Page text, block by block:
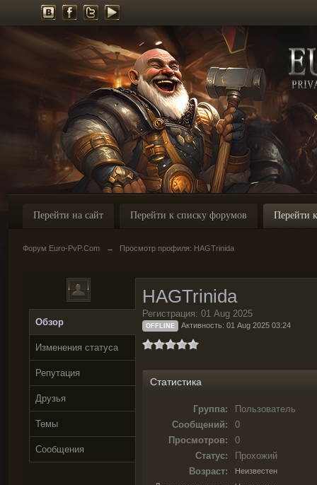
Перейти на сайт Перейти к списку форумов Перейти
Форум Euro-PvP.Com → Просмотр профиля: HAGTrinida
Обзор
Изменения статуса
Репутация
Друзья
Темы
Сообщения
HAGTrinida
Регистрация: 01 Aug 2025
OFFLINE Активность: 01 Aug 2025 03:24
Статистика
Группа:
Пользователь
Сообщений:
0
Просмотров:
0
Статус:
Прохожий
Возраст:
Неизвестен